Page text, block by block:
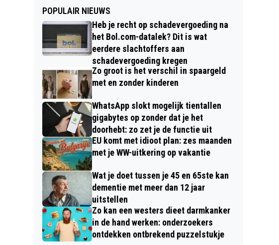
POPULAIR NIEUWS
Heb je recht op schadevergoeding na
het Bol.com-datalek? Dit is wat
eerdere slachtoffers aan
schadevergoeding kregen
Zo groot is het verschil in spaargeld
met en zonder kinderen
WhatsApp slokt mogelijk tientallen
gigabytes op zonder dat je het
doorhebt: zo zet je de functie uit
EU komt met idioot plan: zes maanden
met je WW-uitkering op vakantie
Wat je doet tussen je 45 en 65ste kan
dementie met meer dan 12 jaar
uitstellen
Zo kan een westers dieet darmkanker
in de hand werken: onderzoekers
ontdekken ontbrekend puzzelstukje